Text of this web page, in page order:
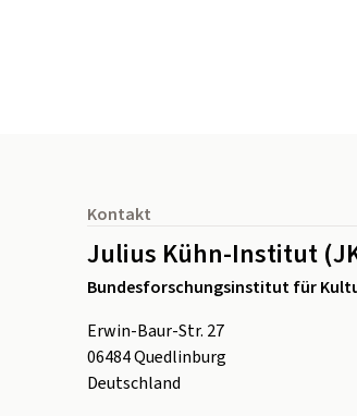
Kontakt
Julius Kühn-Institut
Bundesforschungsinstitut für
Erwin-Baur-Str. 27
06484Quedlinburg
Deutschland